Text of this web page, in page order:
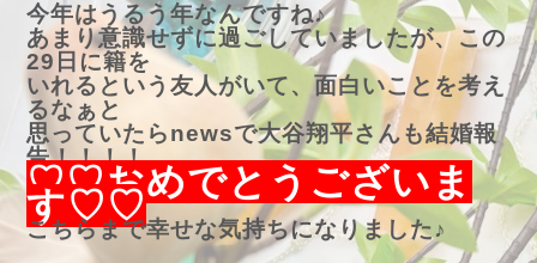
今年はうるう年なんですね♪
あまり意識せずに過ごしていましたが、この
29日に籍を
いれるという友人がいて、面白いことを考え
るなぁと
思っていたらnewsで大谷翔平さんも結婚報
告！！！！
♡♡おめでとうございま
す♡♡
こちらまで幸せな気持ちになりました♪